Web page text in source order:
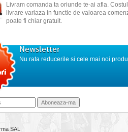
Livram comanda ta oriunde te-ai afla.
livrare variaza in functie de valoarea
poate fi chiar gratuit.
Newsletter
Nu rata reducerile si cele mai noi
SAL